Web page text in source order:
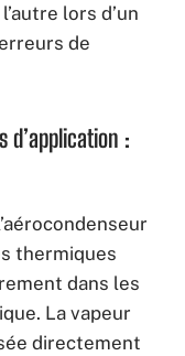
lors d’un
de
d’application :
thermiques
dans les
La vapeur
directement